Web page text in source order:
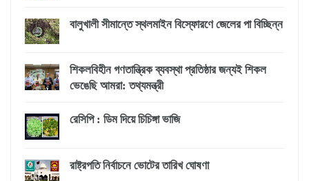
বালুখালী সীমান্তে স্থলমাইন বিস্ফোরণে জেলের পা বিচ্ছিন্ন
শিকলবিহীন গণতান্ত্রিক ব্যবস্থা প্রতিষ্ঠার জন্যই শিকল
ভেঙেছি আমরা: তথ্যমন্ত্রী
রেসিপি : ডিম দিয়ে চিচিঙ্গা ভাজি
রাষ্ট্রপতি নির্বাচনে ভোটের তারিখ ঘোষণা